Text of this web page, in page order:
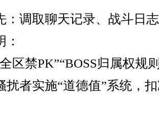
：调取聊天记录、战斗日
区禁PK”“BOSS归属权规
扰者实施“道德值”系统，